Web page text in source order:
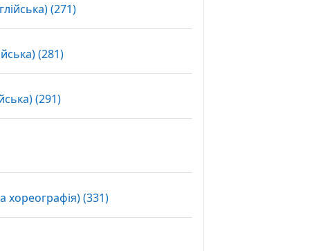
(271)Вибір
(281)Вибір
(291)Вибір
хореографія) (331)Вибір